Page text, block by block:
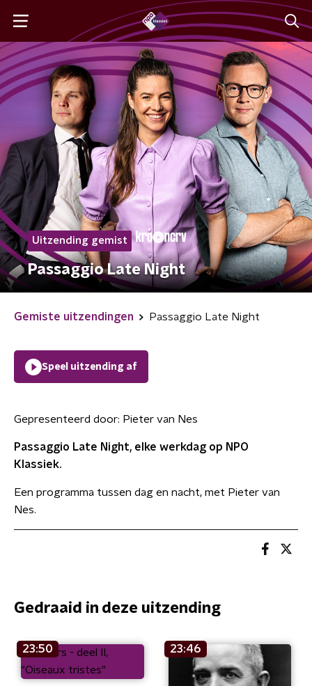
Uitzending gemist
Passaggio Late Night
Gemiste uitzendingen Passaggio Late Night
Speel uitzending af
Gepresenteerd door: Pieter van Nes
Passaggio Late Night, elke werkdag op NPO
Klassiek.
Een programma tussen dag en nacht, met Pieter van
Nes.
Gedraaid in deze uitzending
23:50 23:46